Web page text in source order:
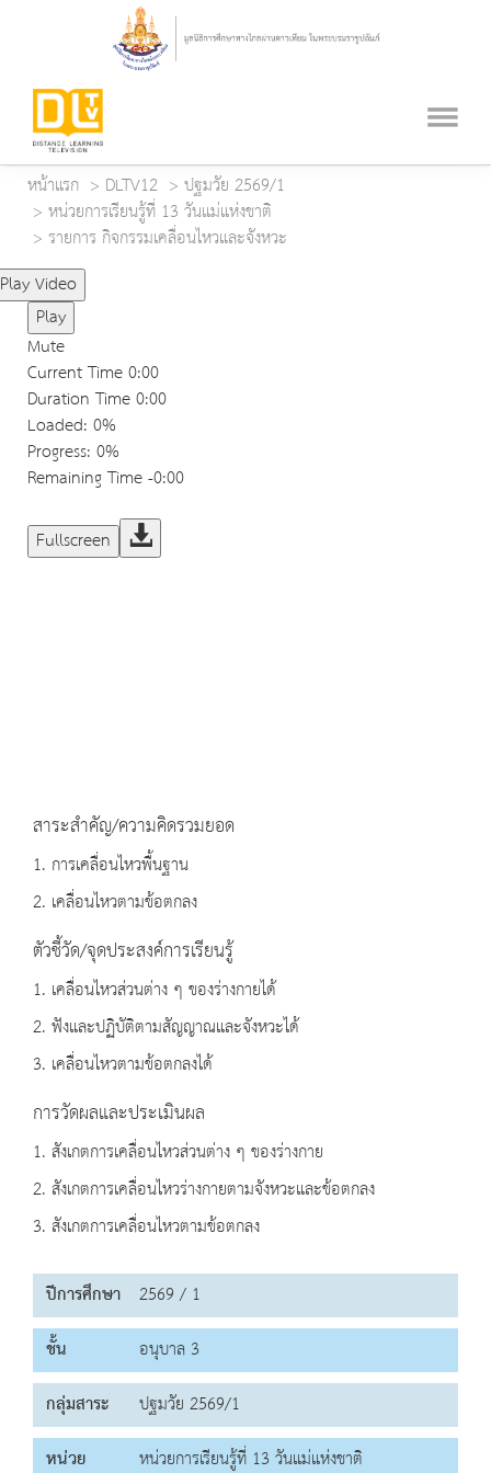
หน้าแรก DLTV12
ปฐมวัย 2569/1
หน่วยการเรียนรู้ที่ 13 วันแม่แห่งชาติ
รายการ กิจกรรมเคลื่อนไหวและจังหวะ
Play Video
Play
Mute
Current Time0:00
Duration Time0:00
Loaded: 0%
Progress: 0%
Remaining Time-0:00
Fullscreen
สาระสำคัญ/ความคิดรวมยอด
1. การเคลื่อนไหวพื้นฐาน
2. เคลื่อนไหวตามข้อตกลง
ตัวชี้วัด/จุดประสงค์การเรียนรู้
1. เคลื่อนไหวส่วนต่าง ๆ ของร่างกายได้
2. ฟังและปฏิบัติตามสัญญาณและจังหวะได้
3. เคลื่อนไหวตามข้อตกลงได้
การวัดผลและประเมินผล
1. สังเกตการเคลื่อนไหวส่วนต่าง ๆ ของร่างกาย
2. สังเกตการเคลื่อนไหวร่างกายตามจังหวะและข้อตกลง
3. สังเกตการเคลื่อนไหวตามข้อตกลง
ปีการศึกษา 2569 / 1
ชั้น
อนุบาล 3
กลุ่มสาระ
ปฐมวัย 2569/1
หน่วย
หน่วยการเรียนรู้ที่ 13 วันแม่แห่งชาติ